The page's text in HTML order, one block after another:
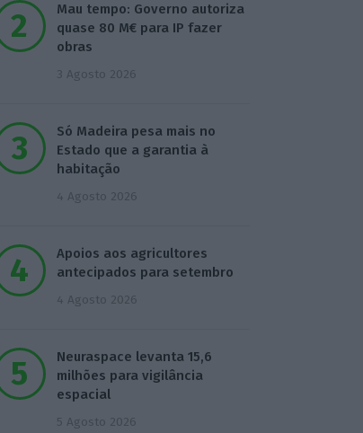
Mau tempo: Governo autoriza
quase 80 M€ para IP fazer
obras
3 Agosto 2026
Só Madeira pesa mais no
Estado que a garantia à
habitação
4 Agosto 2026
Apoios aos agricultores
antecipados para setembro
4 Agosto 2026
Neuraspace levanta 15,6
milhões para vigilância
espacial
5 Agosto 2026